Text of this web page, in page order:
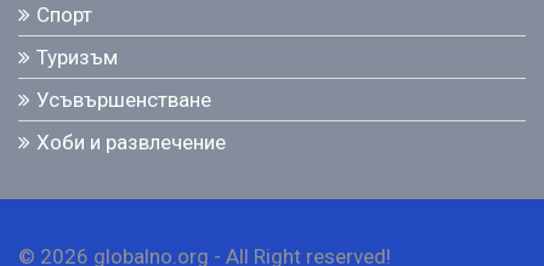
Спорт
Туризъм
Усъвършенстване
Хоби и развлечение
© 2026 globalno.org - All Right reserved!